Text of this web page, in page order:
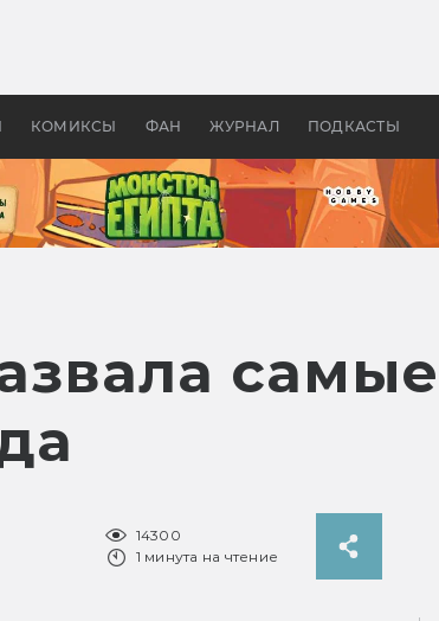
КОМИКСЫ ФАН ЖУРНАЛ ПОДКАСТЫ
—
бы «Властелина колец»
14300
1 минута на чтение